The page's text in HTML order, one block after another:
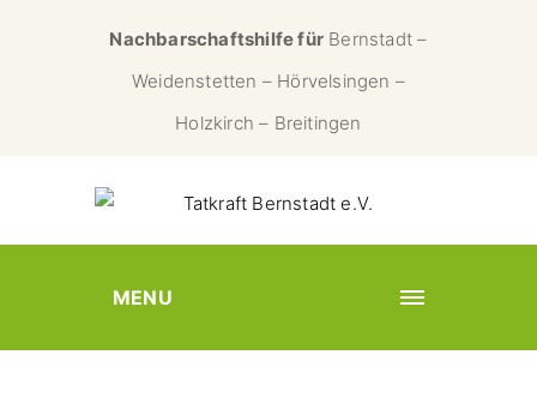
Nachbarschaftshilfe für Bernstadt –
Weidenstetten – Hörvelsingen –
Holzkirch – Breitingen
MENU